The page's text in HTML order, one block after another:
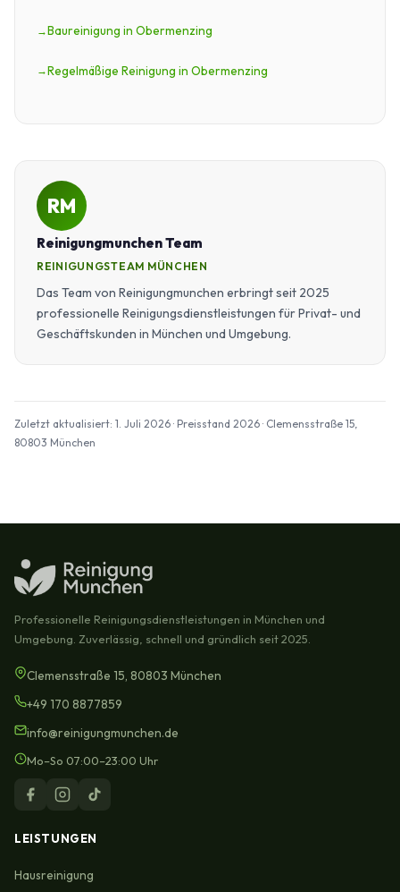
Baureinigung in Obermenzing
Regelmäßige Reinigung in Obermenzing
RM
Reinigungmunchen Team
REINIGUNGSTEAM MÜNCHEN
Das Team von Reinigungmunchen erbringt seit 2025
professionelle Reinigungsdienstleistungen für Privat- und
Geschäftskunden in München und Umgebung.
Zuletzt aktualisiert: 1. Juli 2026 · Preisstand 2026 · Clemensstraße 15,
80803 München
Professionelle Reinigungsdienstleistungen in München und
Umgebung. Zuverlässig, schnell und gründlich seit 2025.
Clemensstraße 15, 80803 München
+49 170 8877859
info@reinigungmunchen.de
Mo–So 07:00–23:00 Uhr
LEISTUNGEN
Hausreinigung